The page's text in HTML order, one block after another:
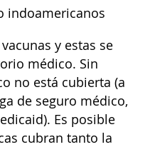
indoamericanos
y estas se
médico. Sin
no está cubierta (a
de seguro médico,
Es posible
cubran tanto la